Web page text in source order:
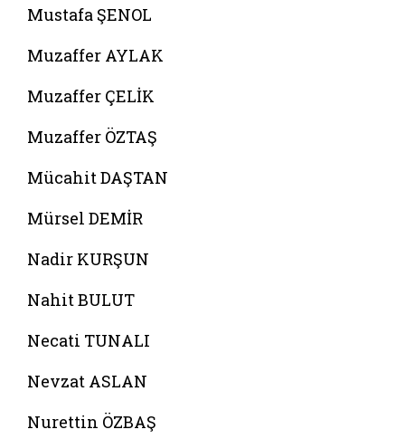
Mustafa ŞENOL
Muzaffer AYLAK
Muzaffer ÇELİK
Muzaffer ÖZTAŞ
Mücahit DAŞTAN
Mürsel DEMİR
Nadir KURŞUN
Nahit BULUT
Necati TUNALI
Nevzat ASLAN
Nurettin ÖZBAŞ